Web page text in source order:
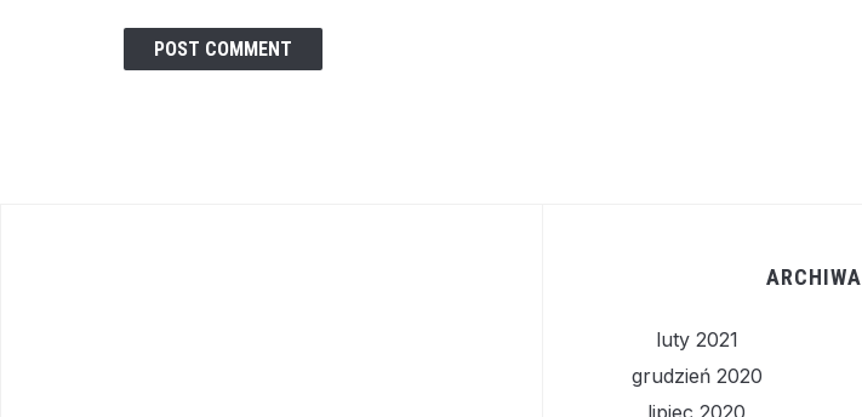
ARCHIWA
luty 2021
grudzień 2020
lipiec 2020